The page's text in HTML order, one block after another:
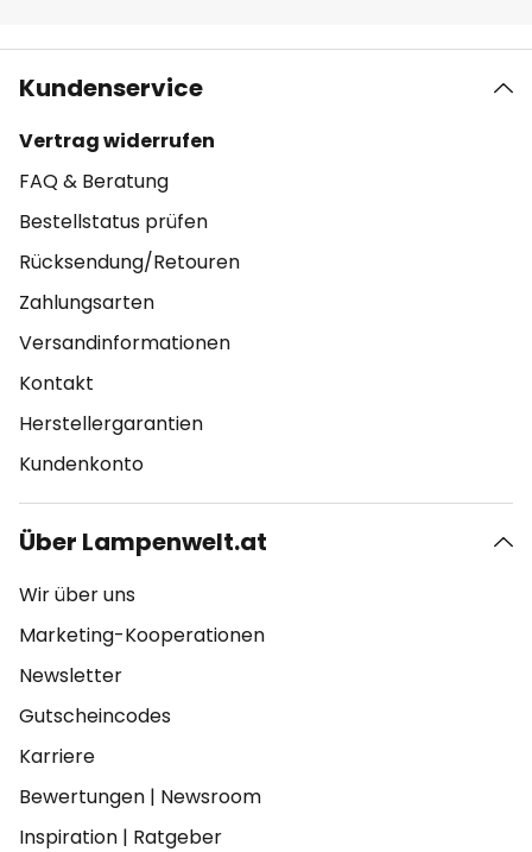
Kundenservice
Vertrag widerrufen
FAQ & Beratung
Bestellstatus prüfen
Rücksendung/Retouren
Zahlungsarten
Versandinformationen
Kontakt
Herstellergarantien
Kundenkonto
Über Lampenwelt.at
Wir über uns
Marketing-Kooperationen
Newsletter
Gutscheincodes
Karriere
Bewertungen | Newsroom
Inspiration | Ratgeber